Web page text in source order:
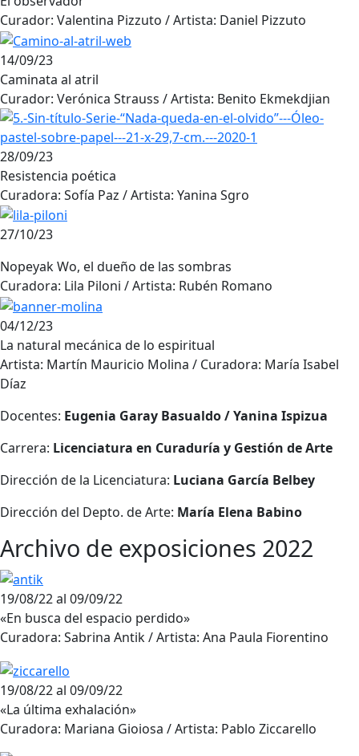
Curador: Valentina Pizzuto / Artista: Daniel Pizzuto
14/09/23
Caminata al atril
Curador: Verónica Strauss / Artista: Benito Ekmekdjian
28/09/23
Resistencia poética
Curadora: Sofía Paz / Artista: Yanina Sgro
27/10/23
Nopeyak Wo, el dueño de las sombras
Curadora: Lila Piloni / Artista: Rubén Romano
04/12/23
La natural mecánica de lo espiritual
Artista: Martín Mauricio Molina / Curadora: María Isabel
Díaz
Docentes: Eugenia Garay Basualdo / Yanina Ispizua
Carrera: Licenciatura en Curaduría y Gestión de Arte
Dirección de la Licenciatura: Luciana García Belbey
Dirección del Depto. de Arte: María Elena Babino
Archivo de exposiciones 2022
19/08/22 al 09/09/22
«En busca del espacio perdido»
Curadora: Sabrina Antik / Artista: Ana Paula Fiorentino
19/08/22 al 09/09/22
«La última exhalación»
Curadora: Mariana Gioiosa / Artista: Pablo Ziccarello